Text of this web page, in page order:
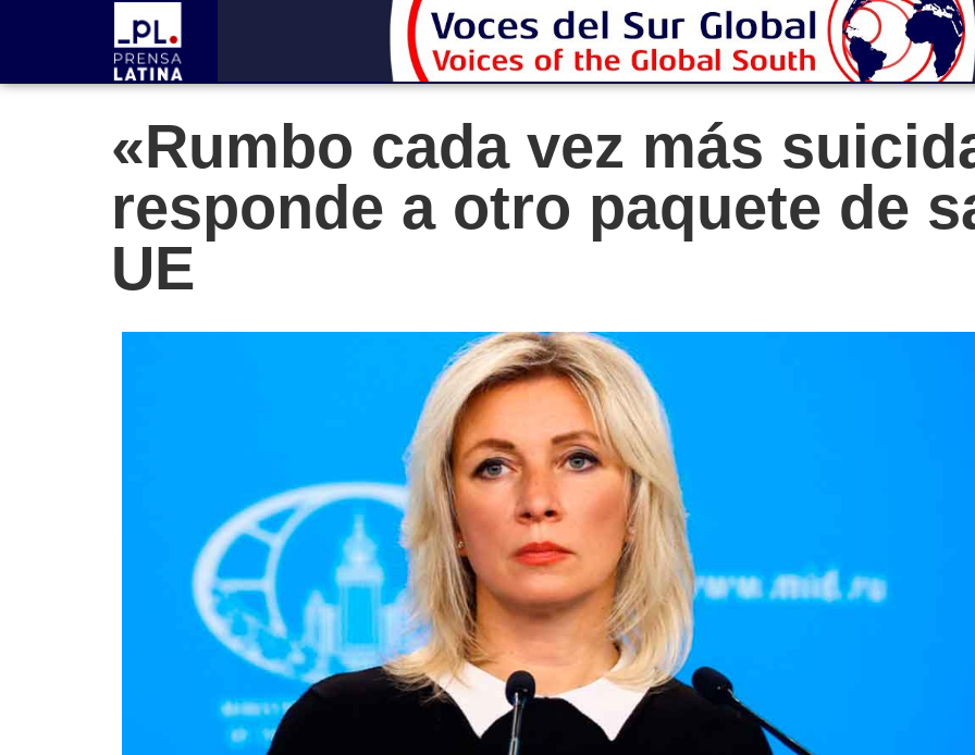
«Rumbo cada vez más
responde a otro paquete de
UE